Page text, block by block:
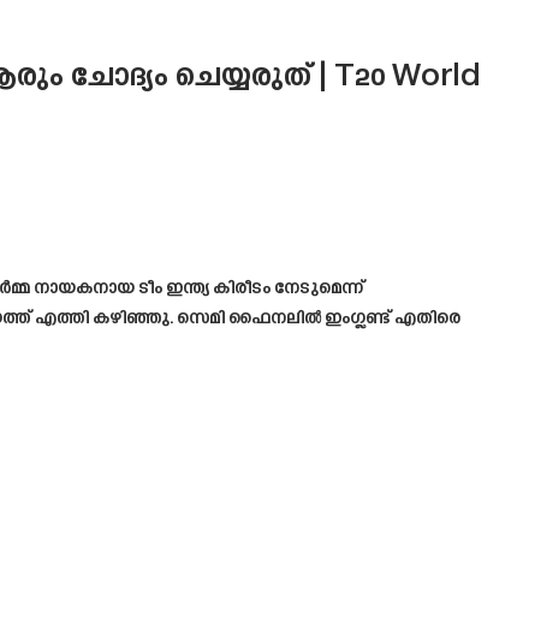
ചോദ്യം ചെയ്യരുത് | T20 World
നായകനായ ടീം ഇന്ത്യ കിരീടം നേടുമെന്ന്
എത്തി കഴിഞ്ഞു. സെമി ഫൈനലിൽ ഇംഗ്ലണ്ട് എതിരെ